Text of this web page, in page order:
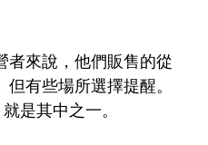
者來說，他們販售的從
有些場所選擇提醒。
是其中之一。